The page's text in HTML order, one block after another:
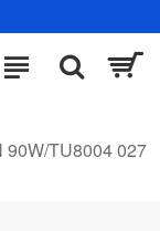
90W/TU8004 027